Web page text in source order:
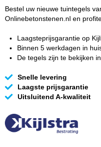
Bestel uw nieuwe tuintegels
Onlinebetonstenen.nl en
Laagsteprijsgarantie op
Binnen 5 werkdagen in
De tegels zijn te bekijken
Snelle levering
Laagste prijsgarantie
Uitsluitend A-kwaliteit